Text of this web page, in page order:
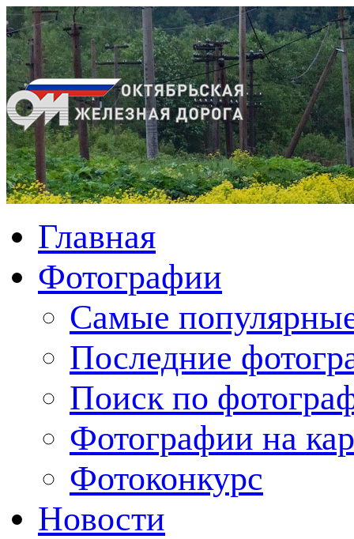
Главная
Фотографии
Cамые
Последние
Поиск по
Фотографии на
Фотоконкурс
Новости